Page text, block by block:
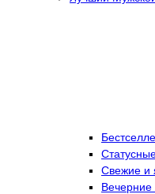
Свежие и
Вечерние